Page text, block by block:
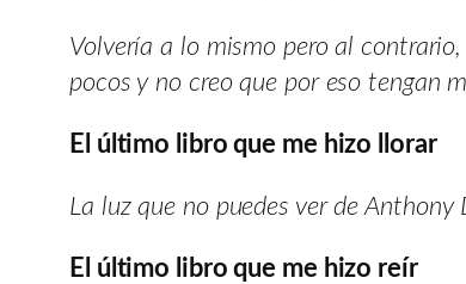
Volvería a lo mismo pero al
pocos y no creo que por eso tengan
El último libro que me hizo llorar
La luz que no puedes ver de Anthony
El último libro que me hizo reír